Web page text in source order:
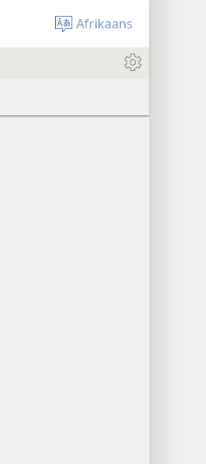
Afrikaans